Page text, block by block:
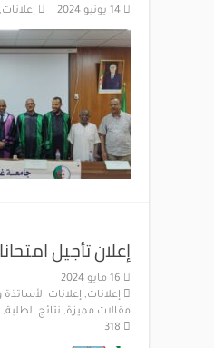
14 يونيو 2024 إعلانات,
إعلان تأجيل
16 مايو 2024
إعلانات, إعلانات الأساتذة
مقالات مميزة, نتائج الطلبة,
318